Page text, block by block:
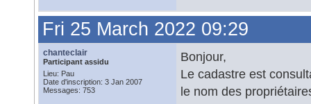
Fri 25 March 2022 09:29
chanteclair
Participant assidu
Lieu: Pau
Date d'inscription: 3 Jan 2007
Messages: 753
Bonjour,
Le cadastre est
le nom des